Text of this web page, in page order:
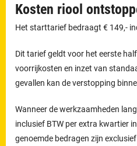
Kosten riool
Het starttarief bedraagt € 149,-
Dit tarief geldt voor het eerste
voorrijkosten en inzet van
gevallen kan de verstopping
Wanneer de werkzaamheden
inclusief BTW per extra kwartier
genoemde bedragen zijn